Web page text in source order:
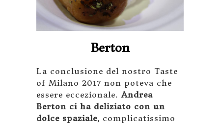
Berton
La conclusione del nostro Taste
of Milano 2017 non poteva che
essere eccezionale.Andrea
Berton ci ha deliziato con un
dolce spaziale, complicatissimo